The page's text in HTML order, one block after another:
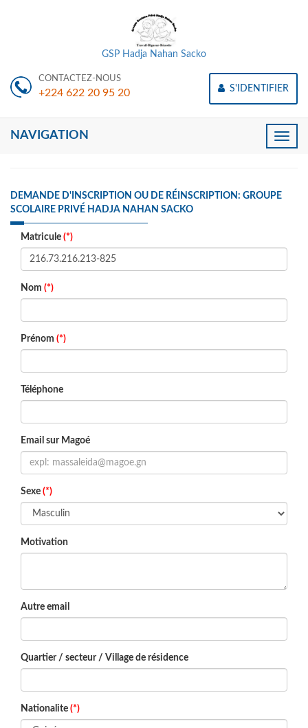
GSP Hadja Nahan Sacko
CONTACTEZ-NOUS
+224 622 20 95 20 S'IDENTIFIER
Toggle
NAVIGATION
DEMANDE D'INSCRIPTION OU DE RÉINSCRIPTION: GROUPE
SCOLAIRE PRIVÉ HADJA NAHAN SACKO
Matricule (*)
Nom (*)
Prénom (*)
Téléphone
Email sur Magoé
Sexe (*)
Motivation
Autre email
Quartier / secteur / Village de résidence
Nationalite (*)